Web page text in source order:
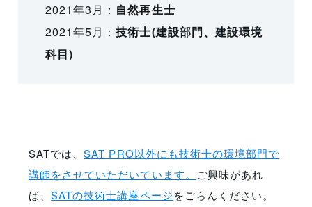
2021年3月： 自然再生士
2021年5月：技術士(建設部門、建設環境
科目)
SATでは、SAT PRO以外にも技術士の環境部門で
講師をさせていただいています。
ご興味があれ
ば、SATの技術士講座ページをごらんください。